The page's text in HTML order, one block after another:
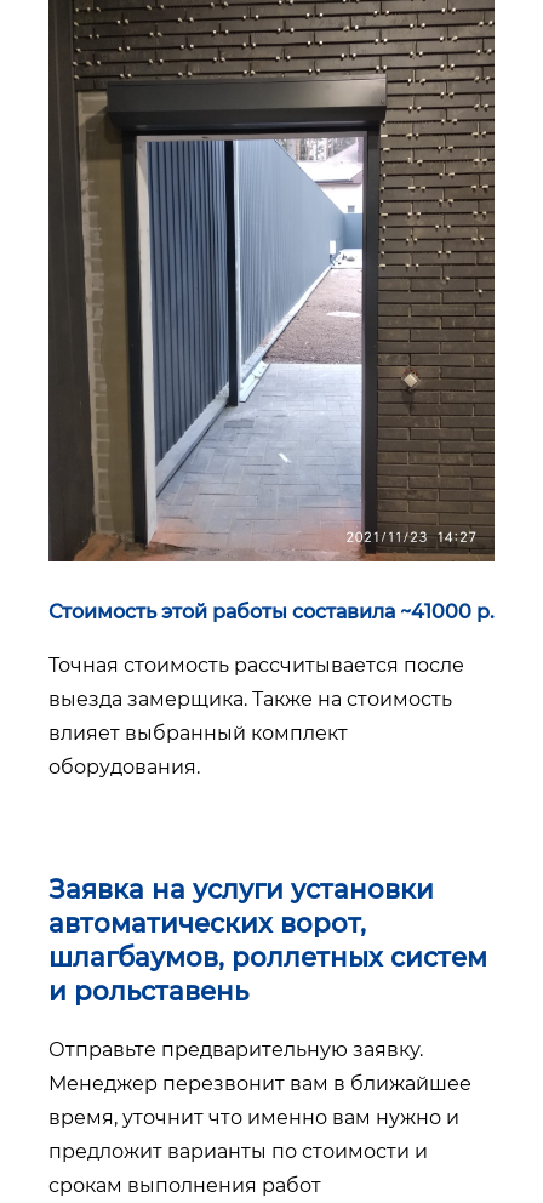
Стоимость этой работы составила ~41000 р.
Точная стоимость рассчитывается после
выезда замерщика. Также на стоимость
влияет выбранный комплект
оборудования.
Заявка на услуги установки
автоматических ворот,
шлагбаумов, роллетных систем
и рольставень
Отправьте предварительную заявку.
Менеджер перезвонит вам в ближайшее
время, уточнит что именно вам нужно и
предложит варианты по стоимости и
срокам выполнения работ